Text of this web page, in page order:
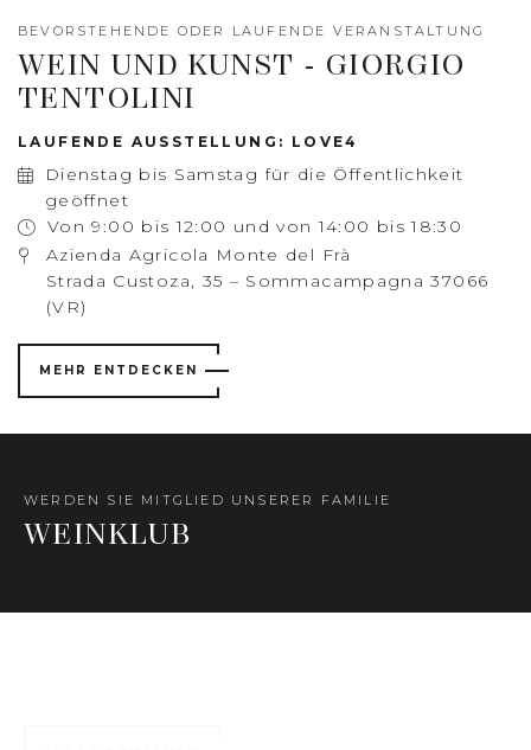
BEVORSTEHENDE ODER LAUFENDE VERANSTALTUNG
WEIN UND KUNST - GIORGIO
TENTOLINI
LAUFENDE AUSSTELLUNG: LOVE4
Dienstag bis Samstag für die Öffentlichkeit
geöffnet
Von 9:00 bis 12:00 und von 14:00 bis 18:30
Azienda Agricola Monte del Frà
Strada Custoza, 35 – Sommacampagna 37066
(VR)
MEHR ENTDECKEN
WERDEN SIE MITGLIED UNSERER FAMILIE
WEINKLUB